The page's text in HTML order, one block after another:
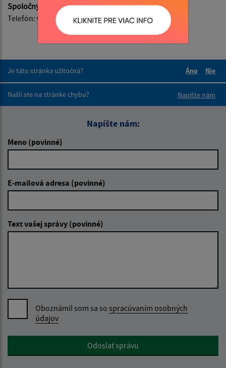
Spoločný školský úrad Bidovce:
Telefón:
0944 540 521
- školská agenda
Je táto stránka užitočná?
Áno
Nie
Našli ste na stránke chybu?
Napíšte nám
Napíšte nám:
Meno (povinné)
E-mailová adresa (povinné)
Text vašej správy (povinné)
Oboznámil som sa so spracúvaním osobných
údajov
Google reCaptcha ResponseOdoslať správu